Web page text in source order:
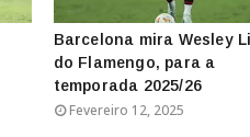
Barcelona mira Wesley
do Flamengo, para a
temporada 2025/26
Fevereiro 12, 2025